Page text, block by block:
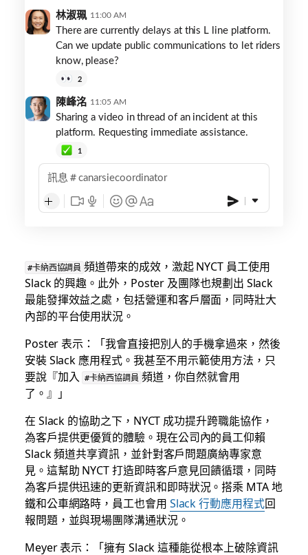
林淑珮 11:00 AM
There are currently delays at this L line platform.
Can we update public communications to let riders
know, please?
2
陳峰洺 11:05 AM
Sharing a video in thread of an incident at this
platform. Requesting immediate assistance.
1
訊息 canarsiecoordinator
#卡納西協調員 頻道帶來的成效，激起 NYCT 員工使用
Slack 的興趣。此外，Poster 及團隊也規劃出 Slack
最能發揮效益之處，包括營運和客戶層面，同時壯大
內部的平台使用狀況。
Poster 表示：「我會直接把別人的手機拿過來，然後
安裝 Slack 應用程式。我甚至不用示範使用方法，只
要說『加入 #卡納西協調員 頻道，你自然就會用
了。』」
在 Slack 的協助之下，NYCT 成功提升跨職能協作，
為客戶提供更優質的體驗。現在公司內的員工仰賴
Slack 頻道共享資訊，並針對客戶問題廣納專家意
見。這幫助 NYCT 打造即時客戶意見回饋循環，同時
為客戶提供迅速的更新資訊和即時狀況。搭乘 MTA 地
鐵和公車網路時，員工也會用 Slack 行動應用程式回
報問題，並與現場團隊溝通狀況。
Meyer 表示：「擁有 Slack 這種能從根本上破除資訊